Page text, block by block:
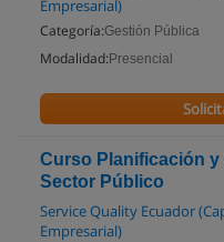
Empresarial)
Categoría:Gestión Pública
Modalidad: Presencial
Curso Planificación y
Sector Público
Service Quality Ecuador
Empresarial)